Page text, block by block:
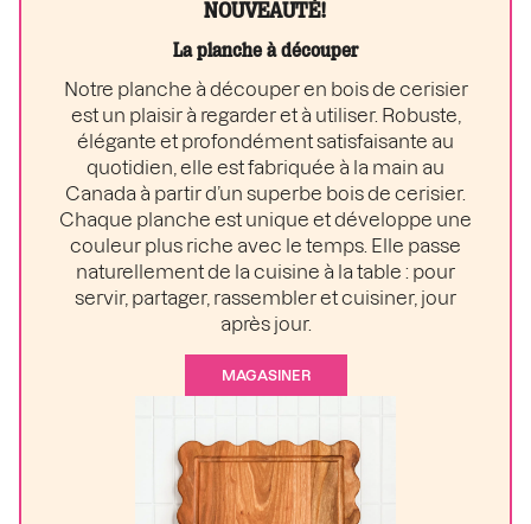
NOUVEAUTÉ!
La planche à découper
Notre planche à découper en bois de cerisier
est un plaisir à regarder et à utiliser. Robuste,
élégante et profondément satisfaisante au
quotidien, elle est fabriquée à la main au
Canada à partir d’un superbe bois de cerisier.
Chaque planche est unique et développe une
couleur plus riche avec le temps. Elle passe
naturellement de la cuisine à la table : pour
servir, partager, rassembler et cuisiner, jour
après jour.
MAGASINER